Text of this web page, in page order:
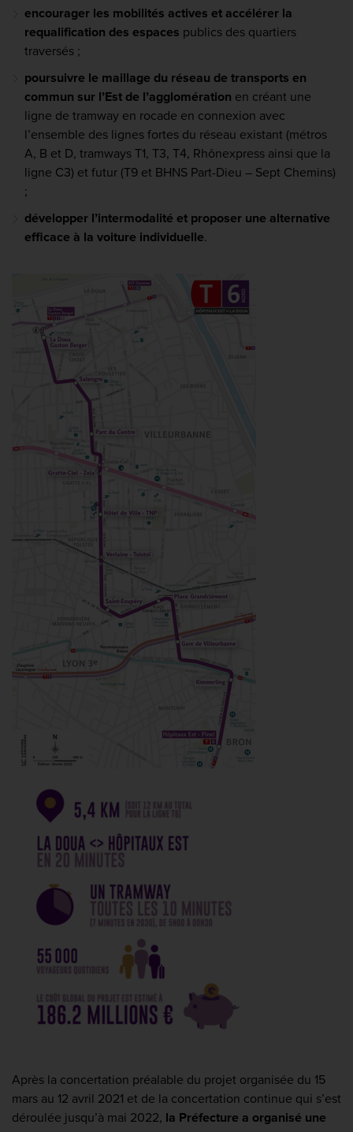
encourager les mobilités actives et accélérer la
requalification des espaces publics des quartiers
traversés ;
poursuivre le maillage du réseau de transports en
commun sur l’Est de l’agglomération en créant une
ligne de tramway en rocade en connexion avec
l’ensemble des lignes fortes du réseau existant (métros
A, B et D, tramways T1, T3, T4, Rhônexpress ainsi que la
ligne C3) et futur (T9 et BHNS Part-Dieu – Sept Chemins)
;
développer l’intermodalité et proposer une alternative
efficace à la voiture individuelle.
Après la concertation préalable du projet organisée du 15
mars au 12 avril 2021 et de la concertation continue qui s’est
déroulée jusqu’à mai 2022, la Préfecture a organisé une